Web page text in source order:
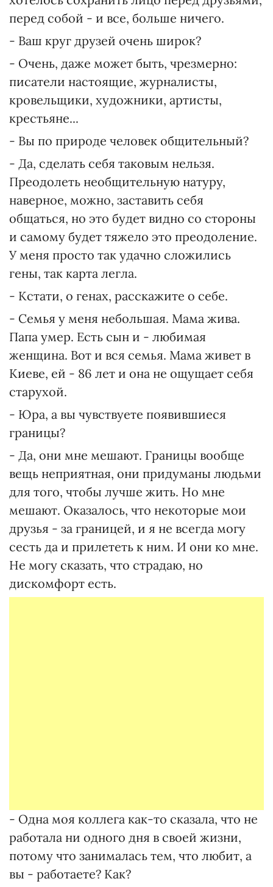
перед собой - и все, больше ничего.
- Ваш круг друзей очень широк?
- Очень, даже может быть, чрезмерно:
писатели настоящие, журналисты,
кровельщики, художники, артисты,
крестьяне...
- Вы по природе человек общительный?
- Да, сделать себя таковым нельзя.
Преодолеть необщительную натуру,
наверное, можно, заставить себя
общаться, но это будет видно со стороны
и самому будет тяжело это преодоление.
У меня просто так удачно сложились
гены, так карта легла.
- Кстати, о генах, расскажите о себе.
- Семья у меня небольшая. Мама жива.
Папа умер. Есть сын и - любимая
женщина. Вот и вся семья. Мама живет в
Киеве, ей - 86 лет и она не ощущает себя
старухой.
- Юра, а вы чувствуете появившиеся
границы?
- Да, они мне мешают. Границы вообще
вещь неприятная, они придуманы людьми
для того, чтобы лучше жить. Но мне
мешают. Оказалось, что некоторые мои
друзья - за границей, и я не всегда могу
сесть да и прилететь к ним. И они ко мне.
Не могу сказать, что страдаю, но
дискомфорт есть.
- Одна моя коллега как-то сказала, что не
работала ни одного дня в своей жизни,
потому что занималась тем, что любит, а
вы - работаете? Как?